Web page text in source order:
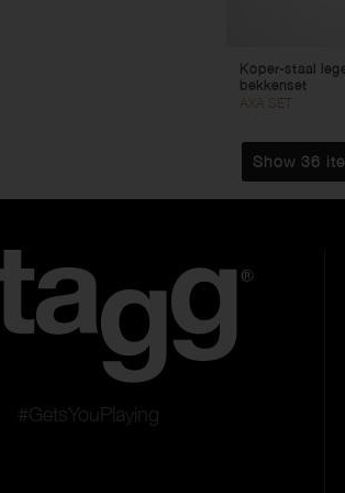
Koper-staal
bekkenset
AXA SET
Show 36
#GetsYouPlaying